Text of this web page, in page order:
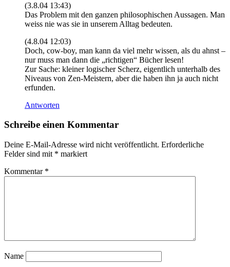
(3.8.04 13:43)
Das Problem mit den ganzen philosophischen Aussagen. Man
weiss nie was sie in unserem Alltag bedeuten.
(4.8.04 12:03)
Doch, cow-boy, man kann da viel mehr wissen, als du ahnst –
nur muss man dann die „richtigen“ Bücher lesen!
Zur Sache: kleiner logischer Scherz, eigentlich unterhalb des
Niveaus von Zen-Meistern, aber die haben ihn ja auch nicht
erfunden.
Antworten
Schreibe einen Kommentar
Deine E-Mail-Adresse wird nicht veröffentlicht. Erforderliche
Felder sind mit * markiert
Kommentar *
Name